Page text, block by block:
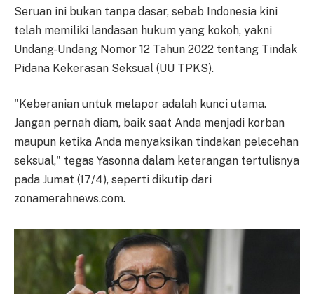
Seruan ini bukan tanpa dasar, sebab Indonesia kini
telah memiliki landasan hukum yang kokoh, yakni
Undang-Undang Nomor 12 Tahun 2022 tentang Tindak
Pidana Kekerasan Seksual (UU TPKS).
"Keberanian untuk melapor adalah kunci utama.
Jangan pernah diam, baik saat Anda menjadi korban
maupun ketika Anda menyaksikan tindakan pelecehan
seksual," tegas Yasonna dalam keterangan tertulisnya
pada Jumat (17/4), seperti dikutip dari
zonamerahnews.com.